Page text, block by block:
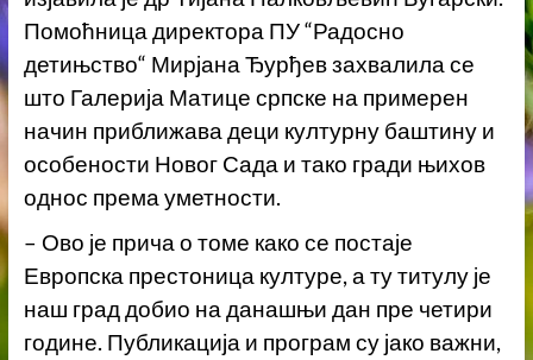
Помоћница директора ПУ “Радосно
детињство“ Мирјана Ђурђев захвалила се
што Галерија Матице српске на примерен
начин приближава деци културну баштину и
особености Новог Сада и тако гради њихов
однос према уметности.
– Ово је прича о томе како се постаје
Европска престоница културе, а ту титулу је
наш град добио на данашњи дан пре четири
године. Публикација и програм су јако важни,